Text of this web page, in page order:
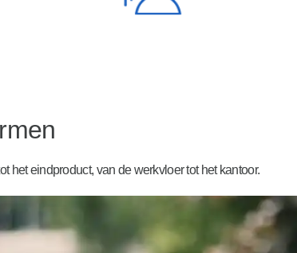
het eindproduct, van de werkvloer tot het kantoor.